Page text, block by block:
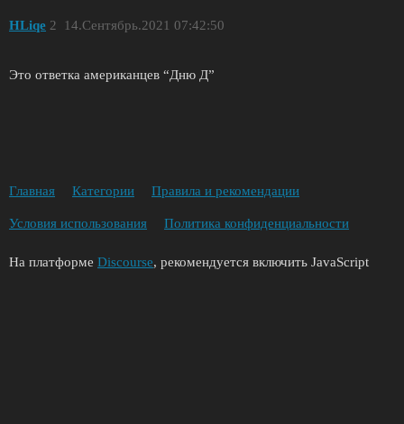
HLiqe 14.Сентябрь.2021 07:42:50
2
Это ответка американцев “Дню Д”
Главная Категории Правила и рекомендации
Условия использования Политика конфиденциальности
На платформе Discourse, рекомендуется включить JavaScript